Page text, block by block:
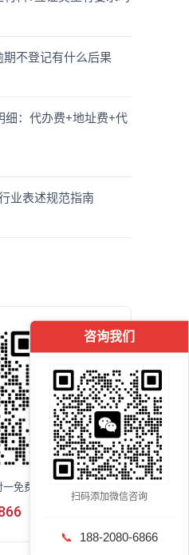
不登记有什么后果
细：代办费+地址费+代
业表述规范指南
免费咨询
咨询我们
扫码添加微信咨询
📞 188-2080-6866